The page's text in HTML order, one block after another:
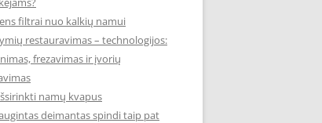
filtrai nuo kalkių namui
restauravimas – technologijos:
frezavimas ir įvorių
namų kvapus
deimantas spindi taip pat